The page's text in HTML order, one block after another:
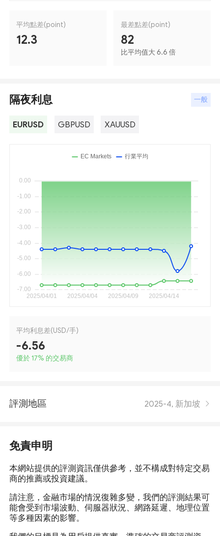
平均點差(point)
12.3
最差點差(point)
82
比平均值大 6.6 倍
隔夜利息 一般
EURUSD GBPUSD XAUUSD
平均利息差(USD/手)
-6.56
優於 17% 的交易商
評測地區 2025-4, 新加坡
免責申明
本網站提供的評測資訊僅供參考，並不構成對特定交易
商的推薦或投資建議。
請注意，金融市場的情況復雜多變，我們的評測結果可
能會受到市場波動、伺服器狀況、網路延遲、地理位置
等多種因素的影響。